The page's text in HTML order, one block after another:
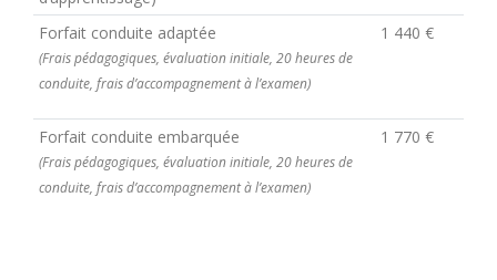
Forfait conduite adaptée
(Frais pédagogiques, évaluation initiale, 20 heures de
conduite, frais d’accompagnement à l’examen)
1 440 €
Forfait conduite embarquée
(Frais pédagogiques, évaluation initiale, 20 heures de
conduite, frais d’accompagnement à l’examen)
1 770 €